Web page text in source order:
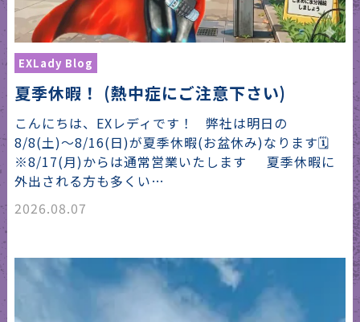
EXLady Blog
夏季休暇！ (熱中症にご注意下さい)
こんにちは、EXレディです！ 弊社は明日の
8/8(土)〜8/16(日)が夏季休暇(お盆休み)なります🗓️
※8/17(月)からは通常営業いたします 夏季休暇に
外出される方も多くい…
2026.08.07